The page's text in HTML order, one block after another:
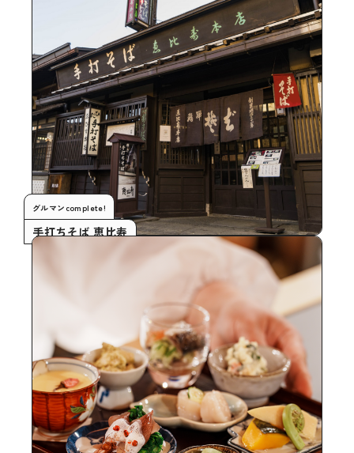
グルマンcomplete!
手打ちそば 恵比寿